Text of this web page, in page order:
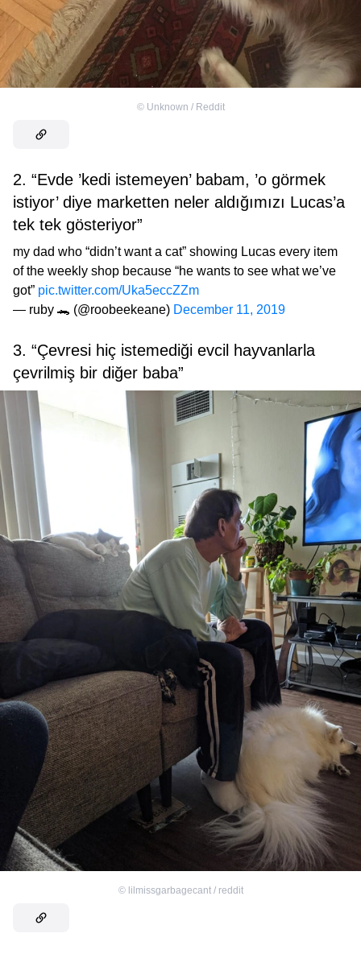
© Unknown / Reddit
2. “Evde ’kedi istemeyen’ babam, ’o görmek
istiyor’ diye marketten neler aldığımızı Lucas’a
tek tek gösteriyor”
my dad who “didn’t want a cat” showing Lucas every item
of the weekly shop because “he wants to see what we’ve
got” pic.twitter.com/Uka5eccZZm
— ruby 🐊 (@roobeekeane) December 11, 2019
3. “Çevresi hiç istemediği evcil hayvanlarla
çevrilmiş bir diğer baba”
© lilmissgarbagecant / reddit